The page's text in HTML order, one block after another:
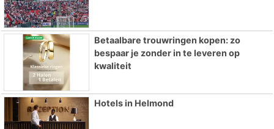
Betaalbare trouwringen kopen: zo
bespaar je zonder in te leveren op
kwaliteit
Hotels in Helmond